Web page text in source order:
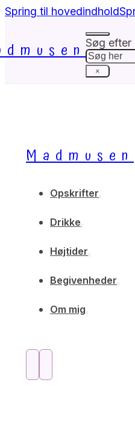
Spring til hovedindhold
Søg efter
Søg
×
Madmusen
Opskrifter
Drikke
Højtider
Begivenheder
Om mig